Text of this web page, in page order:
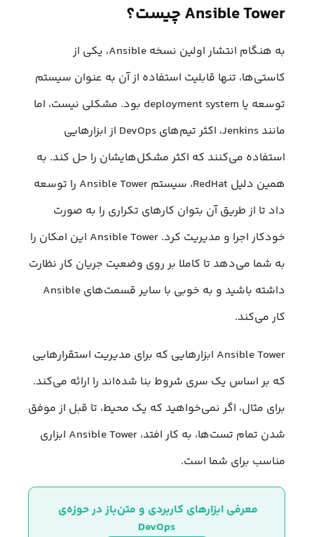
Ansible Tower چیست؟
به هنگام انتشار اولین نسخه Ansible، یکی از
کاستی‌ها، تنها قابلیت استفاده از آن به عنوان سیستم
توسعه یا deployment system بود. مشکلی نیست، اما
مانند Jenkins، اکثر تیم‌های DevOps از ابزارهایی
استفاده می‌کنند که اکثر مشکل‌هایشان را حل کند. به
همین دلیل RedHat، سیستم Ansible Tower را توسعه
داد تا از طریق آن بتوان کارهای تکراری را به صورت
خودکار اجرا و مدیریت کرد. Ansible Tower این امکان را
به شما می‌دهد تا کاملا بر روی وضعیت جریان کار نظارت
داشته باشید و به خوبی با سایر قسمت‌های Ansible
کار می‌کند.
Ansible Tower ابزار‌هایی که برای مدیریت استقرارهایی
که بر اساس یک سری شروط بنا شده‌اند را ارائه می‌کند.
برای مثال، اگر نمی‌خواهید که یک محیط، تا قبل از موفق
شدن تمام تست‌ها، به کار افتد، Ansible Tower ابزاری
مناسب برای شما است.
معرفی ابزارهای کاربردی و متن‌باز در حوزه‌ی
DevOps